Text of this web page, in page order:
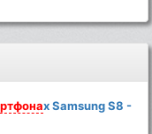
х Samsung S8 -